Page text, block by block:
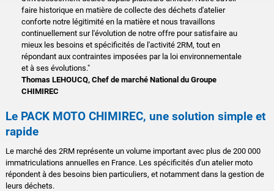
faire historique en matière de collecte des déchets d'atelier
conforte notre légitimité en la matière et nous travaillons
continuellement sur l'évolution de notre offre pour satisfaire au
mieux les besoins et spécificités de l'activité 2RM, tout en
répondant aux contraintes imposées par la loi environnementale
et à ses évolutions."
Thomas LEHOUCQ, Chef de marché National du Groupe
CHIMIREC
Le PACK MOTO CHIMIREC, une solution simple et
rapide
Le marché des 2RM représente un volume important avec plus de 200 000
immatriculations annuelles en France. Les spécificités d'un atelier moto
répondent à des besoins bien particuliers, et notamment dans la gestion de
leurs déchets.